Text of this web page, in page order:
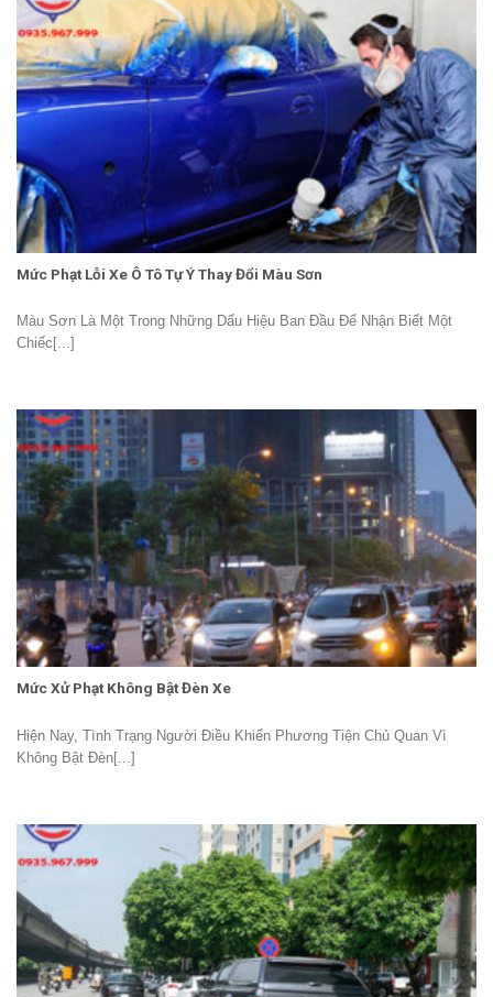
Mức Phạt Lỗi Xe Ô Tô Tự Ý Thay Đổi Màu Sơn
Màu Sơn Là Một Trong Những Dấu Hiệu Ban Đầu Để Nhận Biết Một
Chiếc[...]
Mức Xử Phạt Không Bật Đèn Xe
Hiện Nay, Tình Trạng Người Điều Khiển Phương Tiện Chủ Quan Vì
Không Bật Đèn[...]